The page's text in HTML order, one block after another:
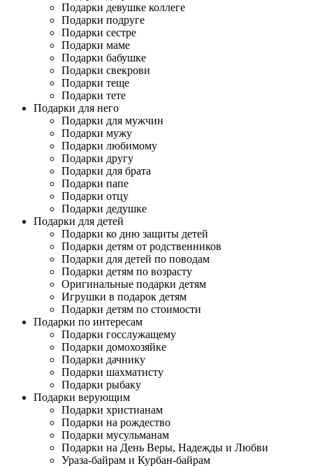
Подарки девушке коллеге
Подарки подруге
Подарки сестре
Подарки маме
Подарки бабушке
Подарки свекрови
Подарки теще
Подарки тете
Подарки для него
Подарки для мужчин
Подарки мужу
Подарки любимому
Подарки другу
Подарки для брата
Подарки папе
Подарки отцу
Подарки дедушке
Подарки для детей
Подарки ко дню защиты детей
Подарки детям от родственников
Подарки для детей по поводам
Подарки детям по возрасту
Оригинальные подарки детям
Игрушки в подарок детям
Подарки детям по стоимости
Подарки по интересам
Подарки госслужащему
Подарки домохозяйке
Подарки дачнику
Подарки шахматисту
Подарки рыбаку
Подарки верующим
Подарки христианам
Подарки на рождество
Подарки мусульманам
Подарки на День Веры, Надежды и Любви
Ураза-байрам и Курбан-байрам